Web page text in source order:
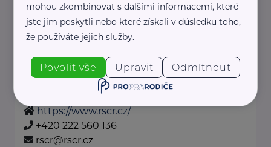
Poskytujeme bezplatné sociálně-
právní poradentství pro seniory
po celé ČR.
Vydáváme časopis Doba seniorů.
Akreditované poradny RS ...
https://www.rscr.cz/
+420 222 560 136
rscr@rscr.cz
mohou zkombinovat s dalšími informacemi, které
jste jim poskytli nebo které získali v důsledku toho,
že používáte jejich služby.
Povolit vše Upravit Odmítnout